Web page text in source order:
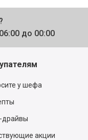
до 00:00
у шефа
драйвы
акции